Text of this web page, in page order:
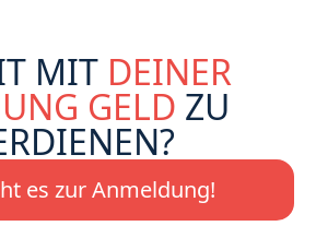
MIT DEINER
GELD ZU
es zur Anmeldung!